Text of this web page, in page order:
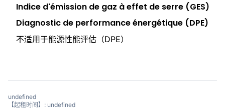
Indice d'émission de gaz à effet de serre (GES)
Diagnostic de performance énergétique (DPE)
不适用于能源性能评估（DPE）
undefined
【起租时间】: undefined